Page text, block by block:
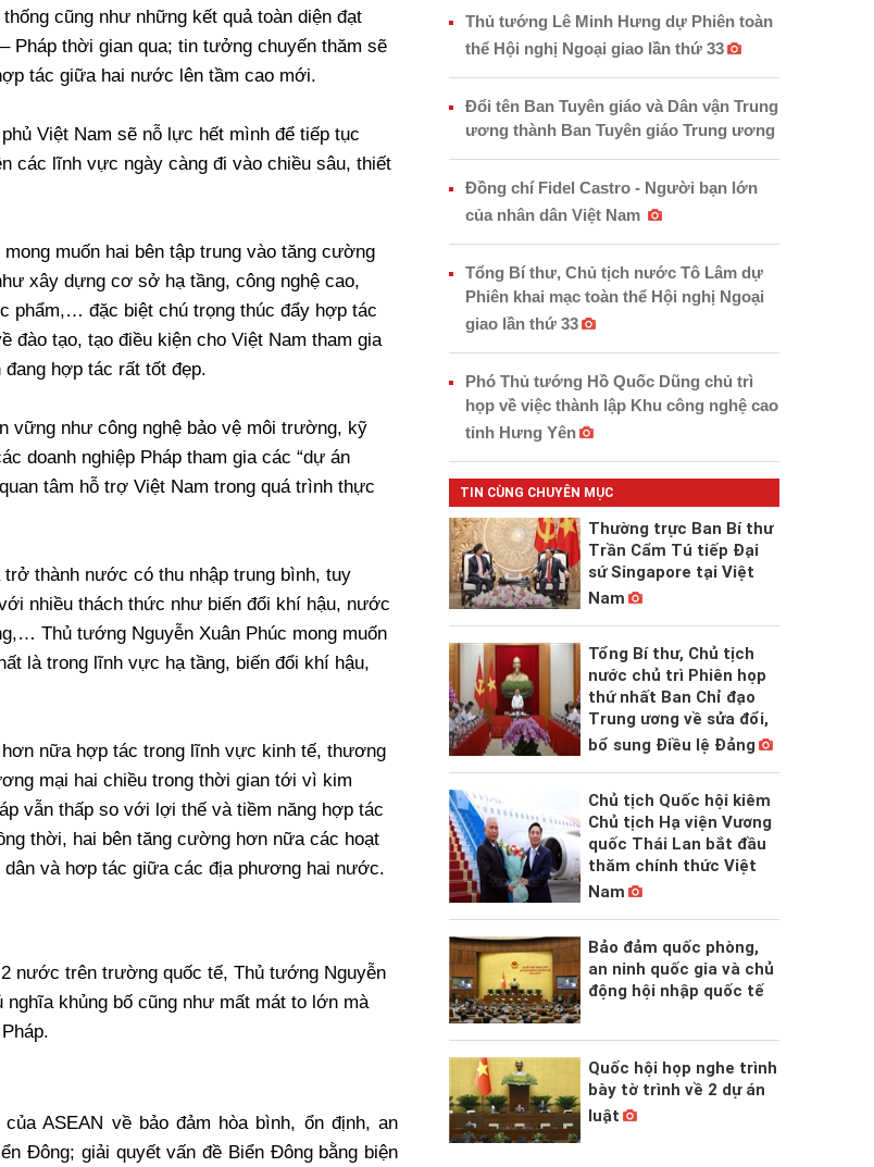
cũng như những kết quả toàn diện đạt
thời gian qua; tin tưởng chuyến thăm sẽ
tác giữa hai nước lên tầm cao mới.
Việt Nam sẽ nỗ lực hết mình để tiếp tục
các lĩnh vực ngày càng đi vào chiều sâu, thiết
muốn hai bên tập trung vào tăng cường
xây dựng cơ sở hạ tầng, công nghệ cao,
phẩm,… đặc biệt chú trọng thúc đẩy hợp tác
đào tạo, tạo điều kiện cho Việt Nam tham gia
hợp tác rất tốt đẹp.
vững như công nghệ bảo vệ môi trường, kỹ
doanh nghiệp Pháp tham gia các “dự án
tâm hỗ trợ Việt Nam trong quá trình thực
thành nước có thu nhập trung bình, tuy
nhiều thách thức như biến đổi khí hậu, nước
Thủ tướng Nguyễn Xuân Phúc mong muốn
là trong lĩnh vực hạ tầng, biến đổi khí hậu,
nữa hợp tác trong lĩnh vực kinh tế, thương
mại hai chiều trong thời gian tới vì kim
vẫn thấp so với lợi thế và tiềm năng hợp tác
thời, hai bên tăng cường hơn nữa các hoạt
và hơp tác giữa các địa phương hai nước.
nước trên trường quốc tế, Thủ tướng Nguyễn
khủng bố cũng như mất mát to lớn mà
ASEAN về bảo đảm hòa bình, ổn định, an
Đông; giải quyết vấn đề Biển Đông bằng biện
Thủ tướng Lê Minh Hưng dự Phiên toàn
thể Hội nghị Ngoại giao lần thứ 33
Đổi tên Ban Tuyên giáo và Dân vận Trung
ương thành Ban Tuyên giáo Trung ương
Đồng chí Fidel Castro - Người bạn lớn
của nhân dân Việt Nam
Tổng Bí thư, Chủ tịch nước Tô Lâm dự
Phiên khai mạc toàn thể Hội nghị Ngoại
giao lần thứ 33
Phó Thủ tướng Hồ Quốc Dũng chủ trì
họp về việc thành lập Khu công nghệ cao
tỉnh Hưng Yên
TIN CÙNG CHUYÊN MỤC
Thường trực Ban Bí thư
Trần Cẩm Tú tiếp Đại
sứ Singapore tại Việt
Nam
Tổng Bí thư, Chủ tịch
nước chủ trì Phiên họp
thứ nhất Ban Chỉ đạo
Trung ương về sửa đổi,
bổ sung Điều lệ Đảng
Chủ tịch Quốc hội kiêm
Chủ tịch Hạ viện Vương
quốc Thái Lan bắt đầu
thăm chính thức Việt
Nam
Bảo đảm quốc phòng,
an ninh quốc gia và chủ
động hội nhập quốc tế
Quốc hội họp nghe trình
bày tờ trình về 2 dự án
luật